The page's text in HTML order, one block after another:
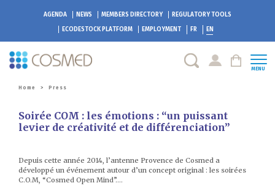
AGENDA NEWS MEMBERS DIRECTORY
REGULATORY TOOLS
ECODESTOCK PLATFORM EMPLOYMENT FR EN
MENU
Home > Press
Soirée COM : les émotions : “un puissant
levier de créativité et de différenciation”
Depuis cette année 2014, l’antenne Provence de Cosmed a
développé un événement autour d’un concept original : les soirées
C.O.M, “Cosmed Open Mind”….